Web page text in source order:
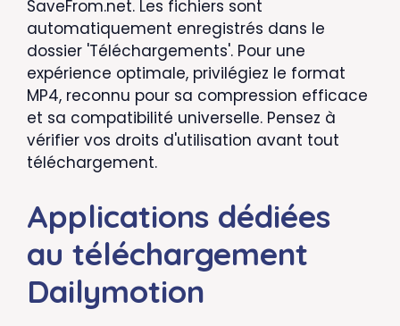
SaveFrom.net. Les fichiers sont
automatiquement enregistrés dans le
dossier 'Téléchargements'. Pour une
expérience optimale, privilégiez le format
MP4, reconnu pour sa compression efficace
et sa compatibilité universelle. Pensez à
vérifier vos droits d'utilisation avant tout
téléchargement.
Applications dédiées
au téléchargement
Dailymotion